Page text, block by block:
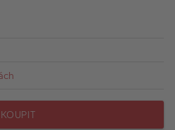
KOUPIT